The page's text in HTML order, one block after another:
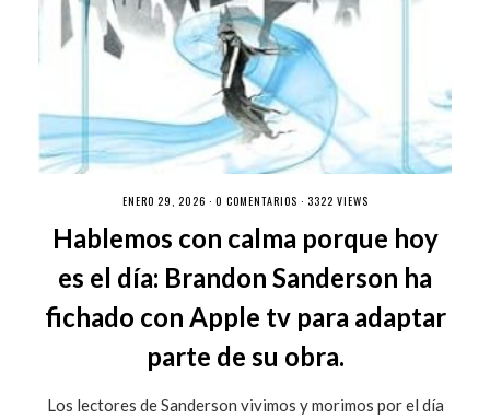
ENERO 29, 2026 · 0 COMENTARIOS · 3322 VIEWS
Hablemos con calma porque hoy
es el día: Brandon Sanderson ha
fichado con Apple tv para adaptar
parte de su obra.
Los lectores de Sanderson vivimos y morimos por el día